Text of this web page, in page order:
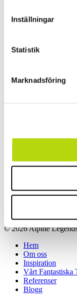
Inställningar
Statistik
Marknadsföring
Website
time I comment.
© 2026 Alpine
Close
Menu
Hem
Om oss
Inspiration
Vårt Fantastiska
Referenser
Blogg